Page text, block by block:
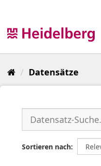
Datensätze
Sortieren nach